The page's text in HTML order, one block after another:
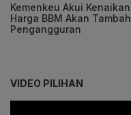
Kemenkeu Akui Kenaikan
Harga BBM Akan Tambah
Pengangguran
VIDEO PILIHAN